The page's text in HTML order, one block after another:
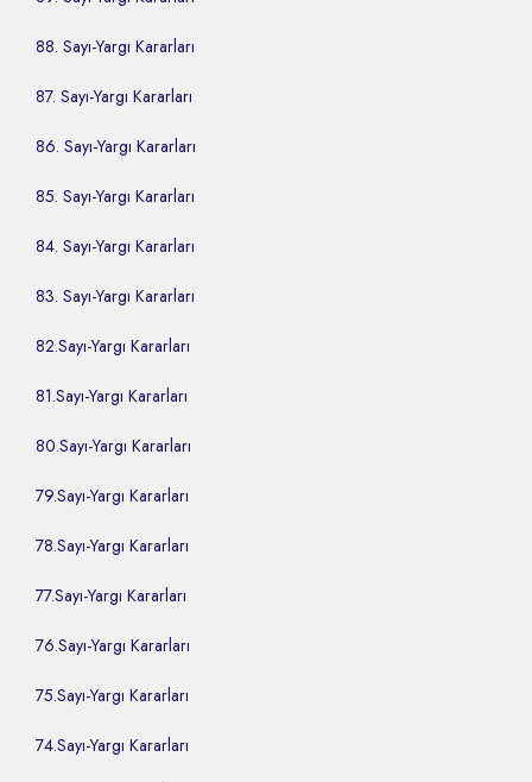
88. Sayı-Yargı Kararları
87. Sayı-Yargı Kararları
86. Sayı-Yargı Kararları
85. Sayı-Yargı Kararları
84. Sayı-Yargı Kararları
83. Sayı-Yargı Kararları
82.Sayı-Yargı Kararları
81.Sayı-Yargı Kararları
80.Sayı-Yargı Kararları
79.Sayı-Yargı Kararları
78.Sayı-Yargı Kararları
77.Sayı-Yargı Kararları
76.Sayı-Yargı Kararları
75.Sayı-Yargı Kararları
74.Sayı-Yargı Kararları